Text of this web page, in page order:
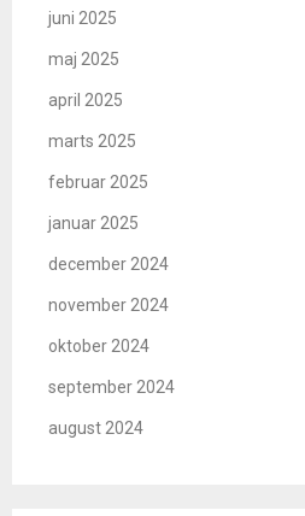
juni 2025
maj 2025
april 2025
marts 2025
februar 2025
januar 2025
december 2024
november 2024
oktober 2024
september 2024
august 2024